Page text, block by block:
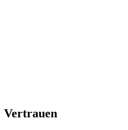
Vertrauen